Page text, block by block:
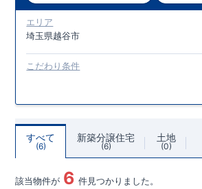
エリア
埼玉県越谷市
こだわり条件
すべて
6
新築分譲住宅
6
土地
0
該当物件が 6 件見つかりました。